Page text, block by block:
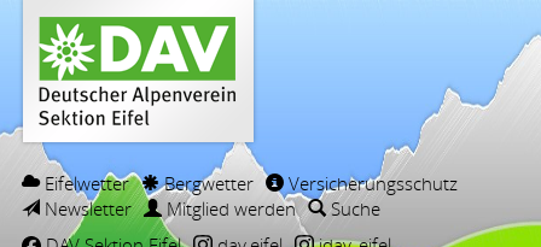
Eifelwetter Bergwetter
Versicherungsschutz
Newsletter
Mitglied werden
Suche